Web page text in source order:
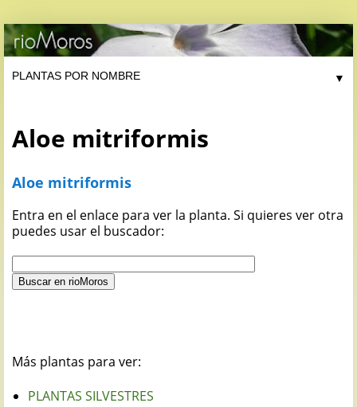
▼
Aloe mitriformis
Aloe mitriformis
Entra en el enlace para ver la planta. Si quieres ver otra
puedes usar el buscador:
Más plantas para ver:
PLANTAS SILVESTRES